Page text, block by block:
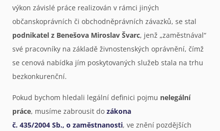
výkon závislé práce realizován v rámci jiných
občanskoprávních či obchodněprávních závazků, se stal
podnikatel z Benešova Miroslav Švarc, jenž „zaměstnával“
své pracovníky na základě živnostenských oprávnění, čímž
se cenová nabídka jím poskytovaných služeb stala na trhu
bezkonkurenční.
Pokud bychom hledali legální definici pojmu nelegální
práce, musíme zabrousit do zákona
č. 435/2004 Sb., o zaměstnanosti, ve znění pozdějších